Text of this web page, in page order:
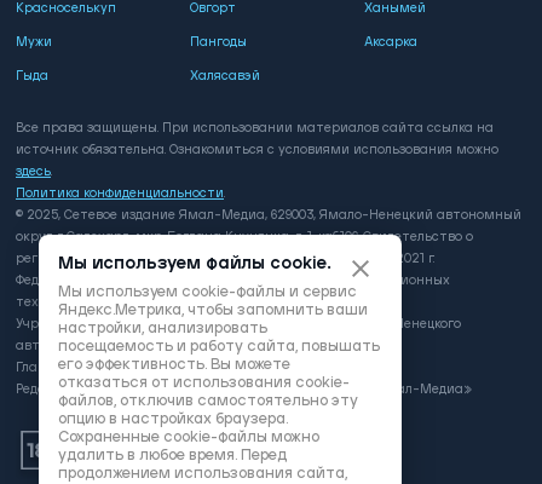
Красноселькуп Овгорт Ханымей
Мужи Пангоды Аксарка
Гыда Халясавэй
Все права защищены. При использовании материалов сайта ссылка на
источник обязательна. Ознакомиться с условиями использования можно
здесь.
Политика конфиденциальности.
© 2025, Сетевое издание Ямал-Медиа, 629003, Ямало-Ненецкий автономный
округ, г. Салехард, мкр. Богдана Кнунянца, д. 1, каб.106. Свидетельство о
регистрации: серия ЭЛ № ФС 77 - 81649 выдано 3 августа 2021 г.
Федеральной службой по надзору в сфере связи, информационных
технологий и массовых коммуникаций
Учредитель: Департамент внутренней политики Ямало-Ненецкого
автономного округа
Главный редактор: А.Л. Поздеев
Редакция: автономная некоммерческая организация «Ямал-Медиа»
Мы используем файлы cookie.
Мы используем cookie-файлы и сервис
Яндекс.Метрика, чтобы запомнить ваши
настройки, анализировать
посещаемость и работу сайта, повышать
его эффективность. Вы можете
отказаться от использования cookie-
файлов, отключив самостоятельно эту
опцию в настройках браузера.
Сохраненные cookie-файлы можно
удалить в любое время. Перед
продолжением использования сайта,